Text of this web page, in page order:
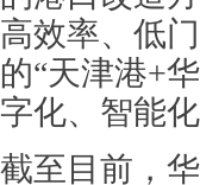
高效率、低
的“天津港+
字化、智能
截至目前，